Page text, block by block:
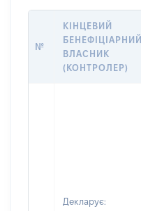
№
КІНЦЕВИЙ
БЕНЕФІЦІАРНИЙ
ВЛАСНИК
(КОНТРОЛЕР)
Декларує: